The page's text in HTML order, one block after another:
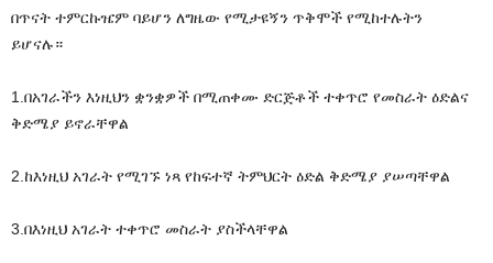
በጥናት ተምርኩዤም ባይሆን ለግዜው የሚታዩኝን ጥቅሞች የሚከተሉትን
ይሆናሉ።
1.በአገራችን እነዚህን ቋንቋዎች በሚጠቀሙ ድርጅቶች ተቀጥሮ የመስራት ዕድልና
ቅድሜያ ይኖራቸዋል
2.ከእነዚህ አገራት የሚገኙ ነጻ የከፍተኛ ትምህርት ዕድል ቅድሜያ ያሠጣቸዋል
3.በእነዚህ አገራት ተቀጥሮ መስራት ያስችላቸዋል